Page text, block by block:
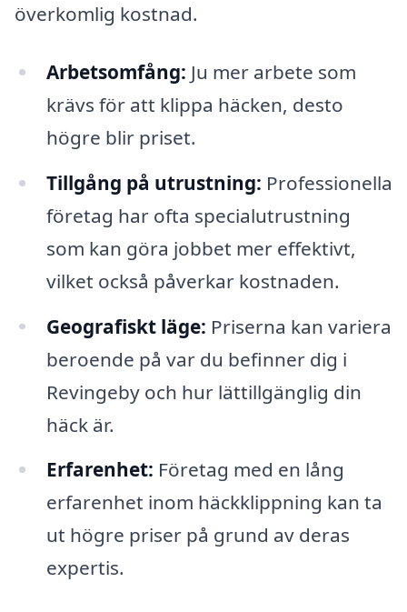
överkomlig kostnad.
Arbetsomfång: Ju mer arbete som
krävs för att klippa häcken, desto
högre blir priset.
Tillgång på utrustning: Professionella
företag har ofta specialutrustning
som kan göra jobbet mer effektivt,
vilket också påverkar kostnaden.
Geografiskt läge: Priserna kan variera
beroende på var du befinner dig i
Revingeby och hur lättillgänglig din
häck är.
Erfarenhet: Företag med en lång
erfarenhet inom häckklippning kan ta
ut högre priser på grund av deras
expertis.